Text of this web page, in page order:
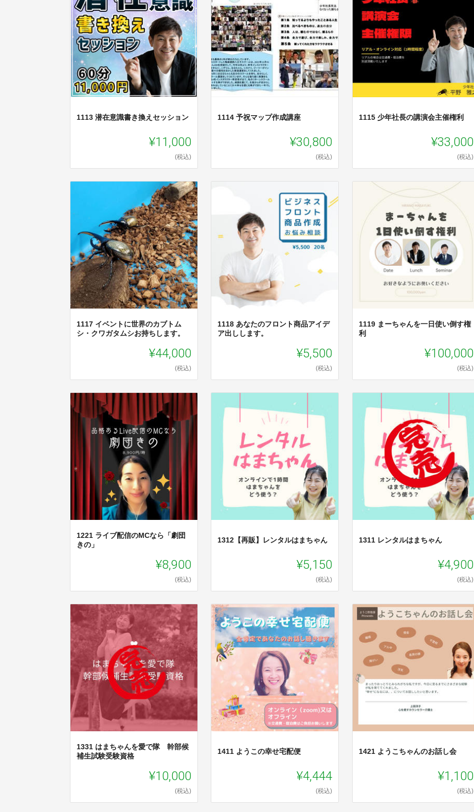
1113 潜在意識書き換えセッション
¥11,000
(税込)
1114 予祝マップ作成講座
¥30,800
(税込)
1115 少年社長の講演会主催権利
¥33,000
(税込)
1117 イベントに世界のカブトム
シ・クワガタムシお持ちします。
¥44,000
(税込)
1118 あなたのフロント商品アイデ
ア出しします。
¥5,500
(税込)
1119 まーちゃんを一日使い倒す権
利
¥100,000
(税込)
1221 ライブ配信のMCなら「劇団
きの」
¥8,900
(税込)
1312【再販】レンタルはまちゃん
¥5,150
(税込)
1311 レンタルはまちゃん
¥4,900
(税込)
1331 はまちゃんを愛で隊 幹部候
補生試験受験資格
¥10,000
(税込)
1411 ようこの幸せ宅配便
¥4,444
(税込)
1421 ようこちゃんのお話し会
¥1,100
(税込)